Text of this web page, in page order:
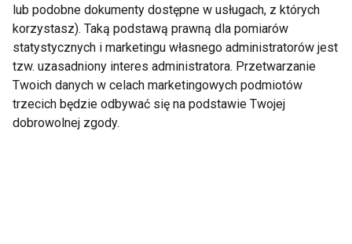
Pracujesz w
korporacji? Sprawdź,
jak dbać o kręgosłup!
Leczenie przepukliny -
poradnik pacjenta
lub podobne dokumenty dostępne w usługach, z których
korzystasz). Taką podstawą prawną dla pomiarów
statystycznych i marketingu własnego administratorów jest
tzw. uzasadniony interes administratora. Przetwarzanie
Twoich danych w celach marketingowych podmiotów
trzecich będzie odbywać się na podstawie Twojej
dobrowolnej zgody.